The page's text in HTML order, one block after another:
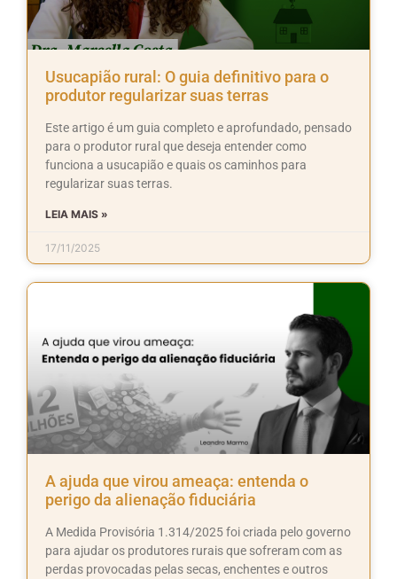
Usucapião rural: O guia definitivo para o
produtor regularizar suas terras
Este artigo é um guia completo e aprofundado, pensado
para o produtor rural que deseja entender como
funciona a usucapião e quais os caminhos para
regularizar suas terras.
LEIA MAIS »
17/11/2025
A ajuda que virou ameaça: entenda o
perigo da alienação fiduciária
A Medida Provisória 1.314/2025 foi criada pelo governo
para ajudar os produtores rurais que sofreram com as
perdas provocadas pelas secas, enchentes e outros